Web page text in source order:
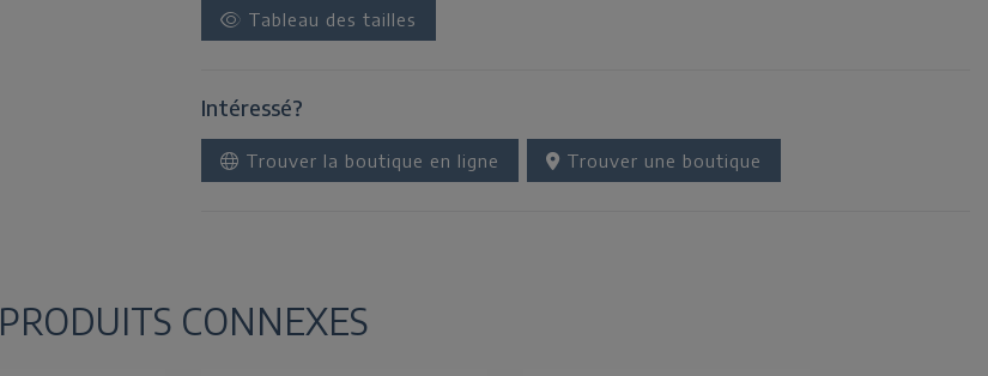
Tableau des tailles
Intéressé?
Trouver la boutique en ligne Trouver une boutique
PRODUITS CONNEXES